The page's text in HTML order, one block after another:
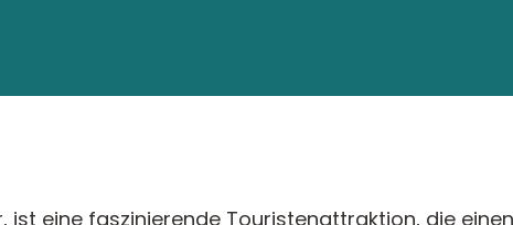
ist eine faszinierende Touristenattraktion, die